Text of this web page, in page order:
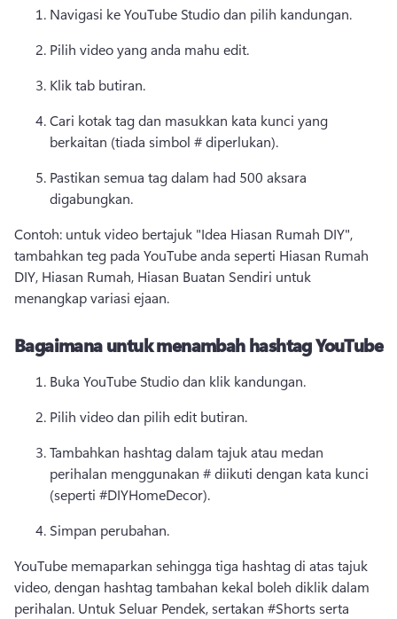
Navigasi ke YouTube Studio dan pilih kandungan.
Pilih video yang anda mahu edit.
Klik tab butiran.
Cari kotak tag dan masukkan kata kunci yang
berkaitan (tiada simbol # diperlukan).
Pastikan semua tag dalam had 500 aksara
digabungkan.
Contoh: untuk video bertajuk "Idea Hiasan Rumah DIY",
tambahkan teg pada YouTube anda seperti Hiasan Rumah
DIY, Hiasan Rumah, Hiasan Buatan Sendiri untuk
menangkap variasi ejaan.
Bagaimana untuk menambah hashtag YouTube
Buka YouTube Studio dan klik kandungan.
Pilih video dan pilih edit butiran.
Tambahkan hashtag dalam tajuk atau medan
perihalan menggunakan # diikuti dengan kata kunci
(seperti #DIYHomeDecor).
Simpan perubahan.
YouTube memaparkan sehingga tiga hashtag di atas tajuk
video, dengan hashtag tambahan kekal boleh diklik dalam
perihalan. Untuk Seluar Pendek, sertakan #Shorts serta